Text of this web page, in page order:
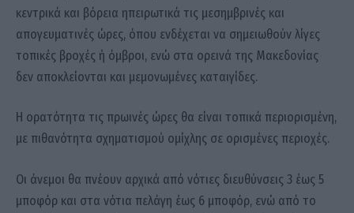
κεντρικά και βόρεια ηπειρωτικά τις μεσημβρινές και
απογευματινές ώρες, όπου ενδέχεται να σημειωθούν λίγες
τοπικές βροχές ή όμβροι, ενώ στα ορεινά της Μακεδονίας
δεν αποκλείονται και μεμονωμένες καταιγίδες.
Η ορατότητα τις πρωινές ώρες θα είναι τοπικά περιορισμένη,
με πιθανότητα σχηματισμού ομίχλης σε ορισμένες περιοχές.
Οι άνεμοι θα πνέουν αρχικά από νότιες διευθύνσεις 3 έως 5
μποφόρ και στα νότια πελάγη έως 6 μποφόρ, ενώ από το